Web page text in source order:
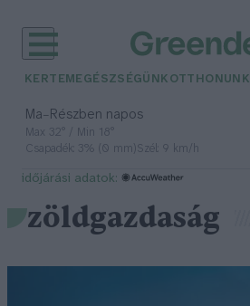
KERTEM EGÉSZSÉGÜNK OTTHONUNK
Ma– Részben napos
Max 32° / Min 18°
Csapadék: 3% (0 mm)Szél: 9 km/h
időjárási adatok:
zöldgazdaság